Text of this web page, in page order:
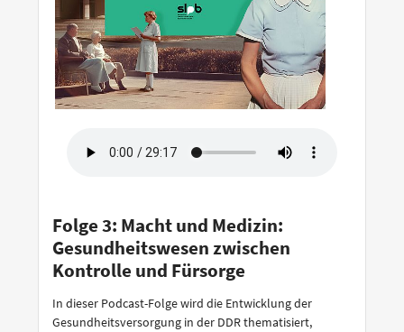
Folge 3: Macht und Medizin:
Gesundheitswesen zwischen
Kontrolle und Fürsorge
In dieser Podcast-Folge wird die Entwicklung der
Gesundheitsversorgung in der DDR thematisiert,